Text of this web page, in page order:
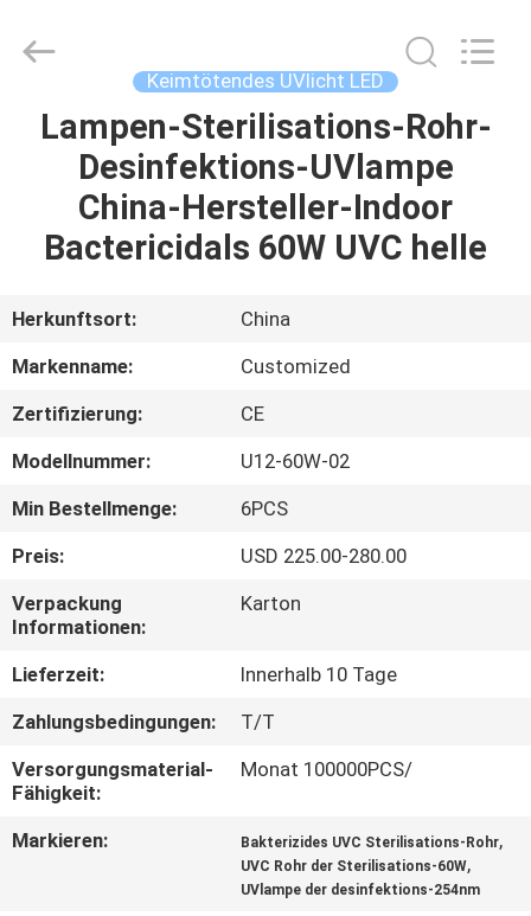
HAUS
PRODUKTE
UNS
AUSFLUG
QUALITÄTSKONTROLLE
TRETEN
SIE
MIT
UNS
VERBINDUNG
Electronics
Keimtötendes UVlicht LED
Lampen-Sterilisations-Rohr-
Desinfektions-UVlampe
China-Hersteller-Indoor
Bactericidals 60W UVC helle
Herkunftsort:
China
Markenname:
Customized
Zertifizierung:
CE
Modellnummer:
U12-60W-02
Min Bestellmenge:
6PCS
Preis:
USD 225.00-280.00
Verpackung
Informationen:
Karton
Lieferzeit:
Innerhalb 10 Tage
Zahlungsbedingungen:
T/T
Versorgungsmaterial-
Fähigkeit:
Monat 100000PCS/
Markieren: Bakterizides UVC Sterilisations-Rohr,
UVC Rohr der Sterilisations-60W,
UVlampe der desinfektions-254nm